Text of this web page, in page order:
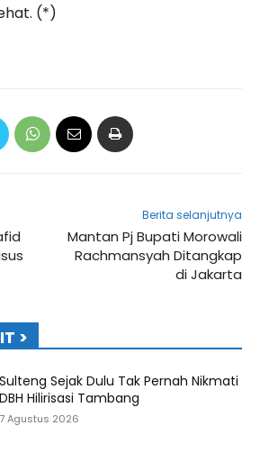
(*)
Berita selanjutnya
Mantan Pj Bupati Morowali
Rachmansyah Ditangkap
di Jakarta
>
Sulteng Sejak Dulu Tak Pernah Nikmati
DBH Hilirisasi Tambang
7 Agustus 2026